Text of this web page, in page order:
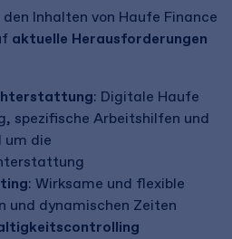
Inhalten von Haufe Finance
aktuelle Herausforderungen
: Digitale Haufe
spezifische Arbeitshilfen und
um die
: Wirksame und flexible
und dynamischen Zeiten